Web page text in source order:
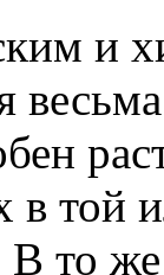
и
в той
то